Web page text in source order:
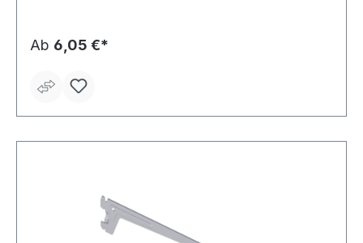
Ab 6,05 €*